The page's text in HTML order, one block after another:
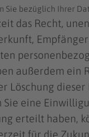
Sie bezüglich Ihrer
das Recht,
außerdem ein
Löschung dieser
Sie eine
erteilt haben,
für die